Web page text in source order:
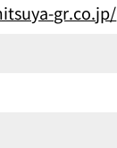
gr.co.jp/